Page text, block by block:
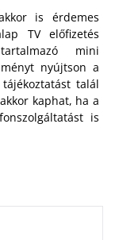
is érdemes
TV előfizetés
mini
nyújtson a
talál
kaphat, ha a
is